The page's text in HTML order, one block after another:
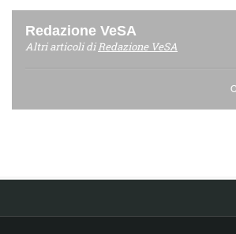
Redazione VeSA
Altri articoli diRedazione VeSA